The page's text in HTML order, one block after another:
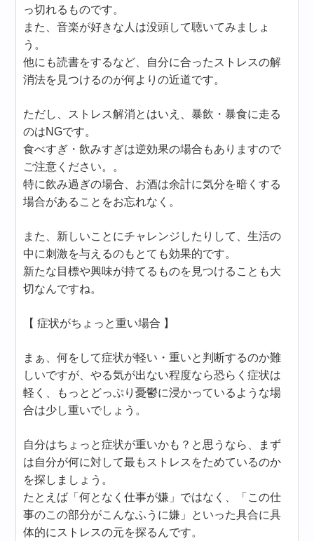
っ切れるものです。
また、音楽が好きな人は没頭して聴いてみましょ
う。
他にも読書をするなど、自分に合ったストレスの解
消法を見つけるのが何よりの近道です。
ただし、ストレス解消とはいえ、暴飲・暴食に走る
のはNGです。
食べすぎ・飲みすぎは逆効果の場合もありますので
ご注意ください。。
特に飲み過ぎの場合、お酒は余計に気分を暗くする
場合があることをお忘れなく。
また、新しいことにチャレンジしたりして、生活の
中に刺激を与えるのもとても効果的です。
新たな目標や興味が持てるものを見つけることも大
切なんですね。
【 症状がちょっと重い場合 】
まぁ、何をして症状が軽い・重いと判断するのか難
しいですが、やる気が出ない程度なら恐らく症状は
軽く、もっとどっぷり憂鬱に浸かっているような場
合は少し重いでしょう。
自分はちょっと症状が重いかも？と思うなら、まず
は自分が何に対して最もストレスをためているのか
を探しましょう。
たとえば「何となく仕事が嫌」ではなく、「この仕
事のこの部分がこんなふうに嫌」といった具合に具
体的にストレスの元を探るんです。